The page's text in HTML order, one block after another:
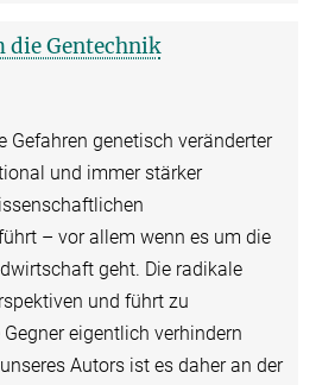
Gentechnik
Gefahren genetisch veränderter
und immer stärker
– vor allem wenn es um die
geht. Die radikale
und führt zu
eigentlich verhindern
Autors ist es daher an der